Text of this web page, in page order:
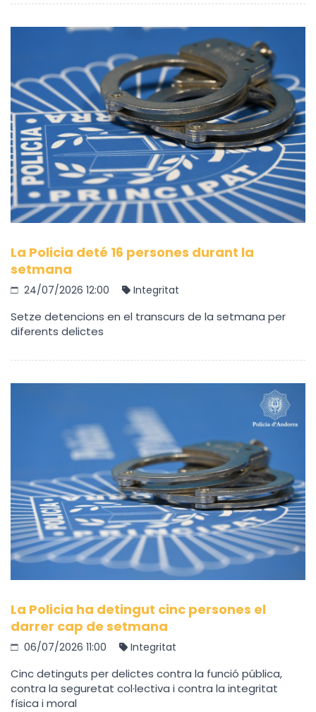
La Policia deté 16 persones durant la
setmana
24/07/2026 12:00 Integritat
Setze detencions en el transcurs de la setmana per
diferents delictes
La Policia ha detingut cinc persones el
darrer cap de setmana
06/07/2026 11:00 Integritat
Cinc detinguts per delictes contra la funció pública,
contra la seguretat col·lectiva i contra la integritat
física i moral